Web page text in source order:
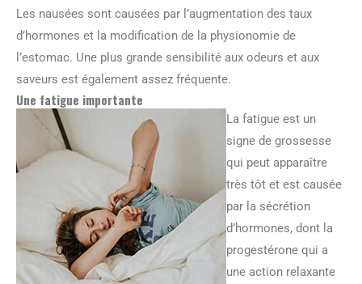
Les nausées sont causées par l’augmentation des taux
d’hormones et la modification de la physionomie de
l’estomac. Une plus grande sensibilité aux odeurs et aux
saveurs est également assez fréquente.
Une fatigue importante
La fatigue est un
signe de grossesse
qui peut apparaître
très tôt et est causée
par la sécrétion
d’hormones, dont la
progestérone qui a
une action relaxante